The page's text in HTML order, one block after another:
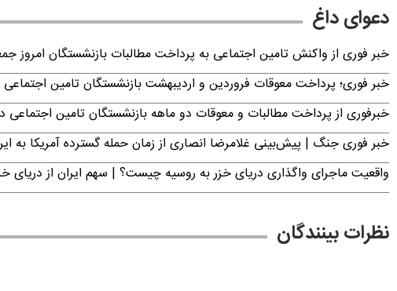
دعوای داغ
خبر فوری از واکنش تامین اجتماعی به پرداخت مطالبات بازنشستگان امروز جمعه ۱۶ مرداد
خبر فوری؛ پرداخت معوقات فروردین و اردیبهشت بازنشستگان تامین
خبرفوری از پرداخت مطالبات و معوقات دو ماهه بازنشستگان تامین اجتماعی در
خبر فوری جنگ | پیش‌بینی غلامرضا انصاری از زمان حمله گسترده آمریکا به
واقعیت ماجرای واگذاری دریای خزر به روسیه چیست؟ | سهم ایران از دریای
نظرات بینندگان